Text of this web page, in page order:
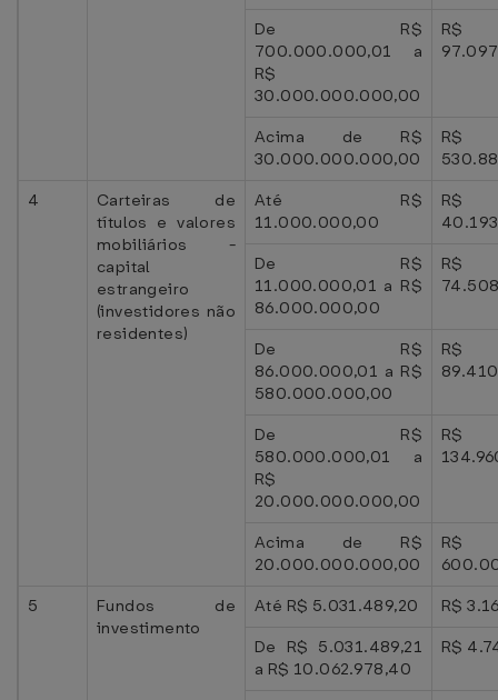
De R$
700.000.000,01 a
R$
30.000.000.000,00
R$
Acima de R$
30.000.000.000,00
R$
4
Carteiras de
títulos e valores
mobiliários -
capital
estrangeiro
(investidores não
residentes)
Até R$
11.000.000,00
R$
De R$
11.000.000,01 a R$
86.000.000,00
R$
De R$
86.000.000,01 a R$
580.000.000,00
R$
De R$
580.000.000,01 a
R$
20.000.000.000,00
R$
Acima de R$
20.000.000.000,00
R$
5
Fundos de
investimento
Até R$ 5.031.489,20
R$
De R$ 5.031.489,21
a R$ 10.062.978,40
R$